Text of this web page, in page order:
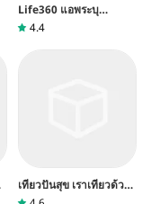
Life360 แอพระบุ
ตำแหน่งครอบครัว
4.4
เที่ยวปันสุข เราเที่ยวด้วย
กัน ลงทะเบียน